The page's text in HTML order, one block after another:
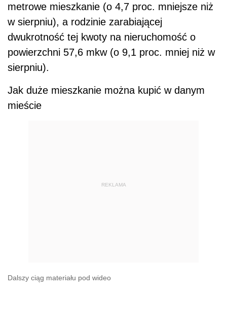
metrowe mieszkanie (o 4,7 proc. mniejsze niż
w sierpniu), a rodzinie zarabiającej
dwukrotność tej kwoty na nieruchomość o
powierzchni 57,6 mkw (o 9,1 proc. mniej niż w
sierpniu).
Jak duże mieszkanie można kupić w danym
mieście
REKLAMA
Dalszy ciąg materiału pod wideo